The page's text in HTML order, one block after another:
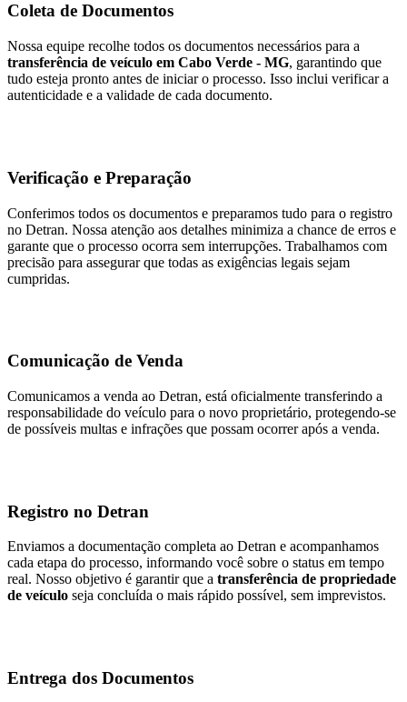
Coleta de Documentos
Nossa equipe recolhe todos os documentos necessários para a
transferência de veículo em Cabo Verde - MG, garantindo que
tudo esteja pronto antes de iniciar o processo. Isso inclui verificar a
autenticidade e a validade de cada documento.
Verificação e Preparação
Conferimos todos os documentos e preparamos tudo para o registro
no Detran. Nossa atenção aos detalhes minimiza a chance de erros e
garante que o processo ocorra sem interrupções. Trabalhamos com
precisão para assegurar que todas as exigências legais sejam
cumpridas.
Comunicação de Venda
Comunicamos a venda ao Detran, está oficialmente transferindo a
responsabilidade do veículo para o novo proprietário, protegendo-se
de possíveis multas e infrações que possam ocorrer após a venda.
Registro no Detran
Enviamos a documentação completa ao Detran e acompanhamos
cada etapa do processo, informando você sobre o status em tempo
real. Nosso objetivo é garantir que a transferência de propriedade
de veículo seja concluída o mais rápido possível, sem imprevistos.
Entrega dos Documentos